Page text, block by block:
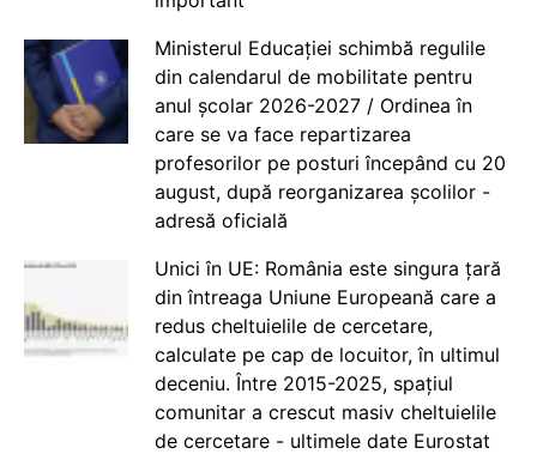
Ministerul Educației schimbă regulile
din calendarul de mobilitate pentru
anul școlar 2026-2027 / Ordinea în
care se va face repartizarea
profesorilor pe posturi începând cu 20
august, după reorganizarea școlilor -
adresă oficială
Unici în UE: România este singura țară
din întreaga Uniune Europeană care a
redus cheltuielile de cercetare,
calculate pe cap de locuitor, în ultimul
deceniu. Între 2015-2025, spațiul
comunitar a crescut masiv cheltuielile
de cercetare - ultimele date Eurostat